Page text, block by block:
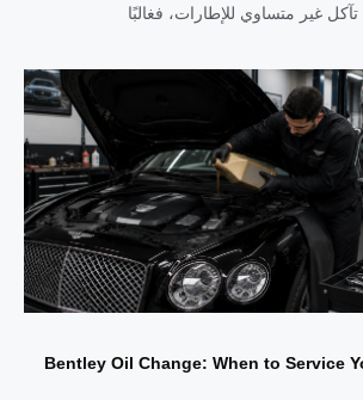
غير متساوي للإطارات، فغالبًا
Bentley Oil Change: When to Service